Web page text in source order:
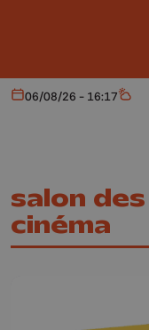
Aujourd'hui
06/08/26 - 16:17
salon
cinéma